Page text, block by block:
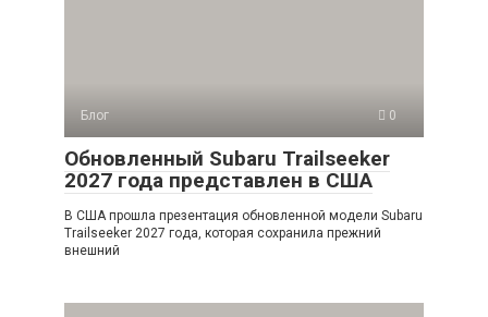
Блог 0
Обновленный Subaru Trailseeker
2027 года представлен в США
В США прошла презентация обновленной модели Subaru
Trailseeker 2027 года, которая сохранила прежний
внешний